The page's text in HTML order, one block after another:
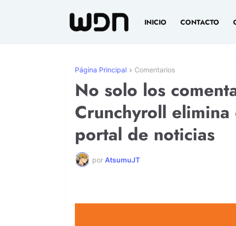
INICIO CONTACTO
Página Principal Comentarios
No solo los
Crunchyroll
portal de noticias
por AtsumuJT